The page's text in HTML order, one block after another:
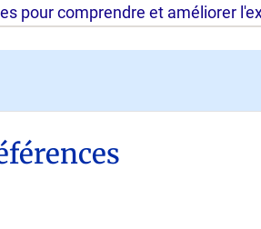
pour comprendre et améliorer